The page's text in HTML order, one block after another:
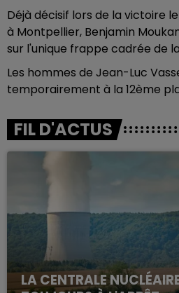
Déjà décisif lors de la victoire
à Montpellier, Benjamin
sur l'unique frappe cadrée de
Les hommes de Jean-Luc
temporairement à la 12ème
FIL D'ACTUS
LA CENTRALE